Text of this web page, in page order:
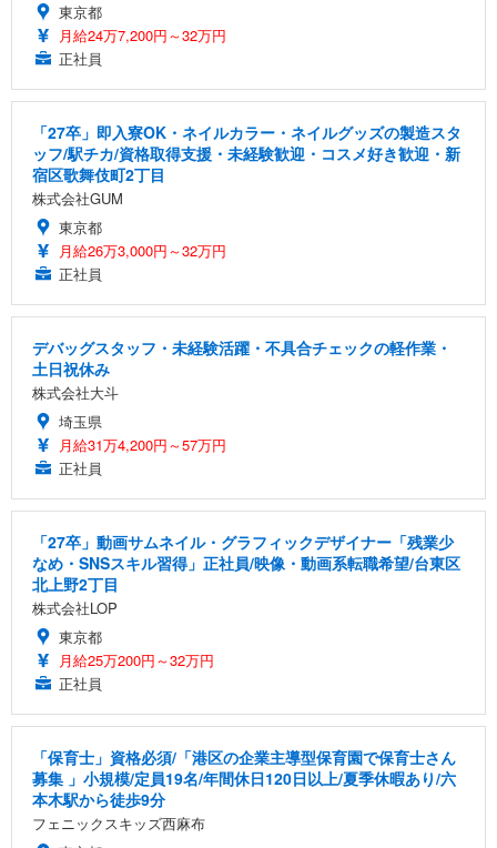
東京都
月給24万7,200円～32万円
正社員
「27卒」即入寮OK・ネイルカラー・ネイルグッズの製造スタ
ッフ/駅チカ/資格取得支援・未経験歓迎・コスメ好き歓迎・新
宿区歌舞伎町2丁目
株式会社GUM
東京都
月給26万3,000円～32万円
正社員
デバッグスタッフ・未経験活躍・不具合チェックの軽作業・
土日祝休み
株式会社大斗
埼玉県
月給31万4,200円～57万円
正社員
「27卒」動画サムネイル・グラフィックデザイナー「残業少
なめ・SNSスキル習得」正社員/映像・動画系転職希望/台東区
北上野2丁目
株式会社LOP
東京都
月給25万200円～32万円
正社員
「保育士」資格必須/「港区の企業主導型保育園で保育士さん
募集 」小規模/定員19名/年間休日120日以上/夏季休暇あり/六
本木駅から徒歩9分
フェニックスキッズ西麻布